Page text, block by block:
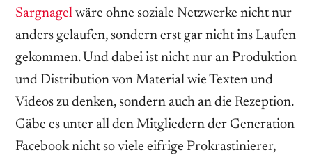
Sargnagel wäre ohne soziale Netzwerke nicht nur
anders gelaufen, sondern erst gar nicht ins Laufen
gekommen. Und dabei ist nicht nur an Produktion
und Distribution von Material wie Texten und
Videos zu denken, sondern auch an die Rezeption.
Gäbe es unter all den Mitgliedern der Generation
Facebook nicht so viele eifrige Prokrastinierer,